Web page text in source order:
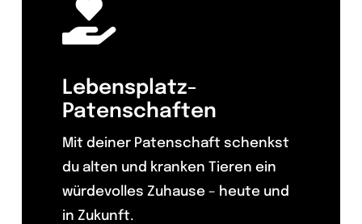
Lebensplatz-
Patenschaften
Mit deiner Patenschaft schenkst
du alten und kranken Tieren ein
würdevolles Zuhause – heute und
in Zukunft.